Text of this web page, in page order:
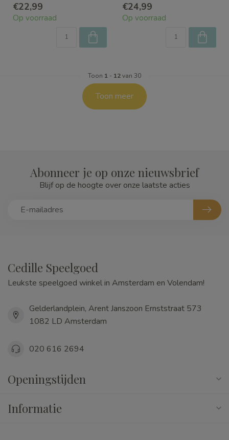
€22,99
Op voorraad
€24,99
Op voorraad
Toon 1 - 12van 30
Toon meer
Abonneer je op onze nieuwsbrief
Blijf op de hoogte over onze laatste acties
Cedille Speelgoed
Leukste speelgoed winkel in Amsterdam en Volendam!
Gelderlandplein, Arent Janszoon Ernststraat 573
1082 LD Amsterdam
020 616 2694
Openingstijden
Informatie